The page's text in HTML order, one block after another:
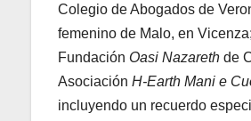
Colegio de Abogados de
femenino de Malo, en
Fundación Oasi Nazareth de
Asociación H-Earth Mani e
incluyendo un recuerdo